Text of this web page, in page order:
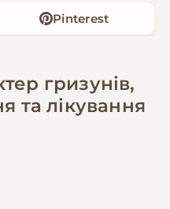
Pinterest
гризунів,
та лікування